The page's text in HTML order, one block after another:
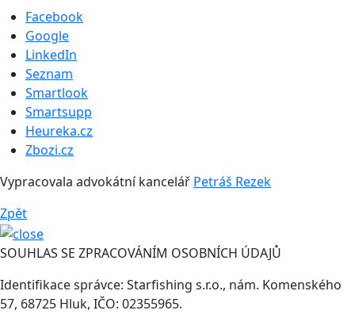
Facebook
Google
LinkedIn
Seznam
Smartlook
Smartsupp
Heureka.cz
Zbozi.cz
Vypracovala advokátní kancelář Petráš Rezek
Zpět
SOUHLAS SE ZPRACOVÁNÍM OSOBNÍCH ÚDAJŮ
Identifikace správce: Starfishing s.r.o., nám. Komenského
57, 68725 Hluk, IČO: 02355965.